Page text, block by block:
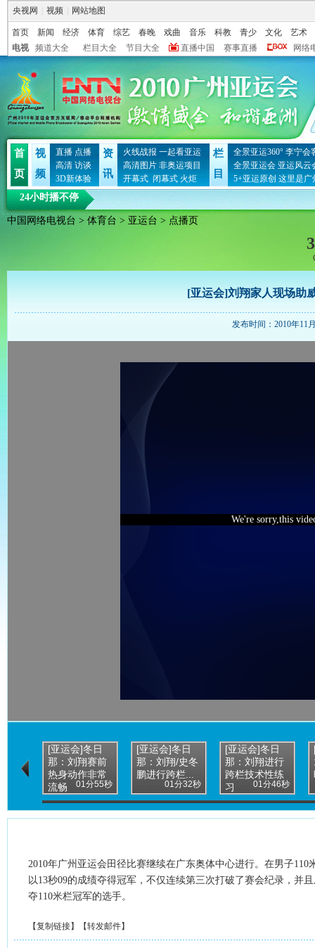
央视网 视频 网站地图
首页 新闻 经济 体育 综艺 春晚 戏曲 音乐 科教 青少 文化
艺术
电视
频道大全 栏目大全 节目大全 直播中国 赛事直播 网络
首
页
视
频
直播 点播
高清 访谈
3D新体验
资
讯
火线战报 一起看亚运
高清图片 非奥运项目
开幕式 闭幕式 火炬
栏
目
全景亚运360° 李宁会
全景亚运会 亚运风云
5+亚运原创 这里是广
24小时播不停
中国网络电视台 > 体育台 > 亚运台 > 点播页
[亚运会]刘翔家人现场助
发布时间：2010年11
We're sorry,this
[亚运会]冬日
那：刘翔赛前
热身动作非常
流畅
01分55秒
[亚运会]冬日
那：刘翔/史冬
鹏进行跨栏...
01分32秒
[亚运会]冬日
那：刘翔进行
跨栏技术性练
习
01分46秒
2010年广州亚运会田径比赛继续在广东奥体中心进行。在男子110
以13秒09的成绩夺得冠军，不仅连续第三次打破了赛会纪录，并
夺110米栏冠军的选手。
【复制链接】【转发邮件】